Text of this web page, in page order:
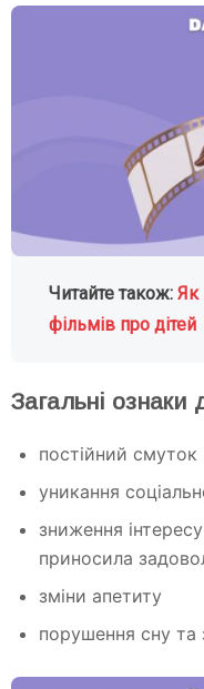
Читайте також:Як
фільмів про дітей
Загальні ознаки
постійний смуток
уникання
зниження
приносила
зміни апетиту
порушення сну та